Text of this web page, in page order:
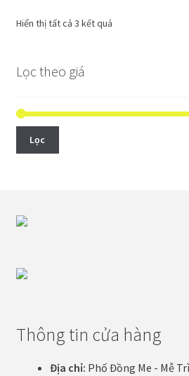
Hiển thị tất cả 3 kết quả
Lọc theo giá
Lọc
Thông tin cửa hàng
Địa chỉ: Phố Đồng Me - Mễ